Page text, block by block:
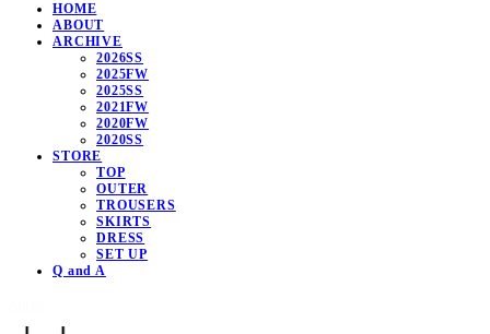
HOME
ABOUT
ARCHIVE
2026SS
2025FW
2025SS
2021FW
2020FW
2020SS
STORE
TOP
OUTER
TROUSERS
SKIRTS
DRESS
SET UP
Q and A